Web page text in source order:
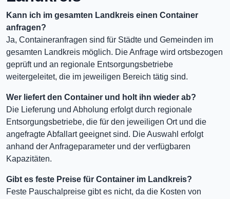
Kann ich im gesamten Landkreis einen Container
anfragen?
Ja, Containeranfragen sind für Städte und Gemeinden im
gesamten Landkreis möglich. Die Anfrage wird ortsbezogen
geprüft und an regionale Entsorgungsbetriebe
weitergeleitet, die im jeweiligen Bereich tätig sind.
Wer liefert den Container und holt ihn wieder ab?
Die Lieferung und Abholung erfolgt durch regionale
Entsorgungsbetriebe, die für den jeweiligen Ort und die
angefragte Abfallart geeignet sind. Die Auswahl erfolgt
anhand der Anfrageparameter und der verfügbaren
Kapazitäten.
Gibt es feste Preise für Container im Landkreis?
Feste Pauschalpreise gibt es nicht, da die Kosten von